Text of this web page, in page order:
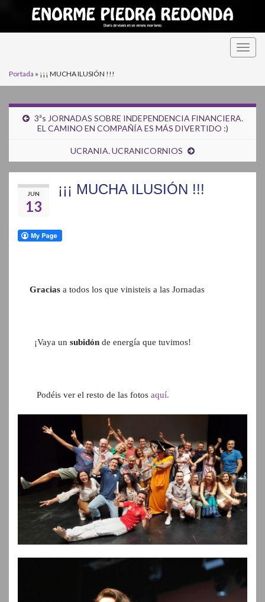
Portada » ¡¡¡ MUCHA ILUSIÓN !!!
3ªs JORNADAS SOBRE INDEPENDENCIA FINANCIERA.
EL CAMINO EN COMPAÑÍA ES MÁS DIVERTIDO :)
UCRANIA. UCRANICORNIOS
JUN
13
¡¡¡ MUCHA ILUSIÓN !!!
Gracias a todos los que vinisteis a las Jornadas
¡Vaya un subidón de energía que tuvimos!
Podéis ver el resto de las fotos aquí.